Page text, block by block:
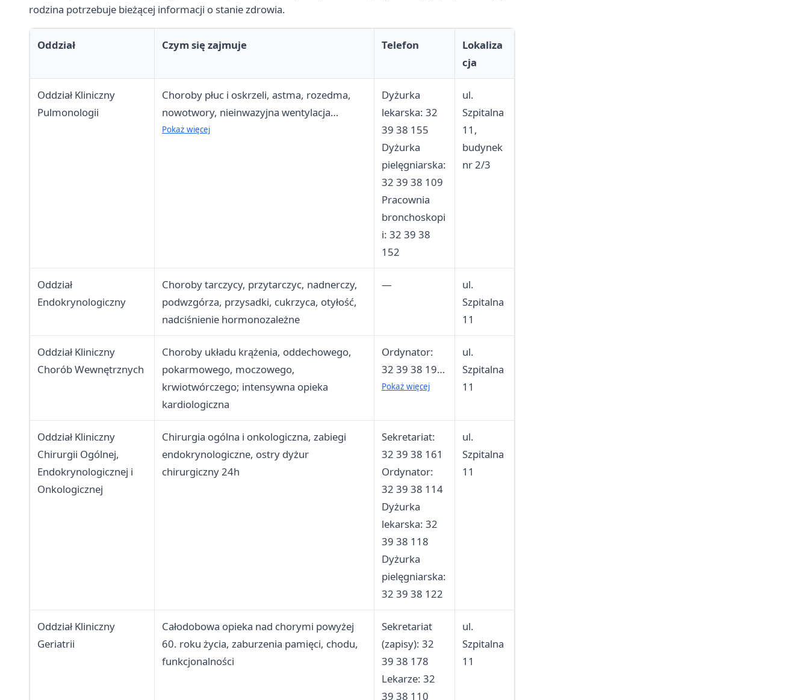
rodzina potrzebuje bieżącej informacji o stanie zdrowia.
Oddział Czym się zajmuje Telefon
Lokaliza
cja
Oddział Kliniczny
Pulmonologii
Choroby płuc i oskrzeli, astma, rozedma,
nowotwory, nieinwazyjna wentylacja
mechaniczna, zespół domowego leczenia
Pokaż więcej
Dyżurka
lekarska: 32
39 38 155
Dyżurka
pielęgniarska:
32 39 38 109
Pracownia
bronchoskopi
i: 32 39 38
152
ul.
Szpitalna
11,
budynek
nr 2/3
Oddział
Endokrynologiczny
Choroby tarczycy, przytarczyc, nadnerczy,
podwzgórza, przysadki, cukrzyca, otyłość,
nadciśnienie hormonozależne
—
ul.
Szpitalna
11
Oddział Kliniczny
Chorób Wewnętrznych
Choroby układu krążenia, oddechowego,
pokarmowego, moczowego,
krwiotwórczego; intensywna opieka
kardiologiczna
Ordynator:
32 39 38 199
Dyżurka
I/Sekretariat:
32 39 38 166
Dyżurka
lekarska II: 32
39 38 125
Pielęgniarki:
32 39 38 141
Pielęgniarz
oddziałowy:
32 39 38 164
Pokaż więcej
ul.
Szpitalna
11
Oddział Kliniczny
Chirurgii Ogólnej,
Endokrynologicznej i
Onkologicznej
Chirurgia ogólna i onkologiczna, zabiegi
endokrynologiczne, ostry dyżur
chirurgiczny 24h
Sekretariat:
32 39 38 161
Ordynator:
32 39 38 114
Dyżurka
lekarska: 32
39 38 118
Dyżurka
pielęgniarska:
32 39 38 122
ul.
Szpitalna
11
Oddział Kliniczny
Geriatrii
Całodobowa opieka nad chorymi powyżej
60. roku życia, zaburzenia pamięci, chodu,
funkcjonalności
Sekretariat
(zapisy): 32
39 38 178
Lekarze: 32
39 38 110
ul.
Szpitalna
11